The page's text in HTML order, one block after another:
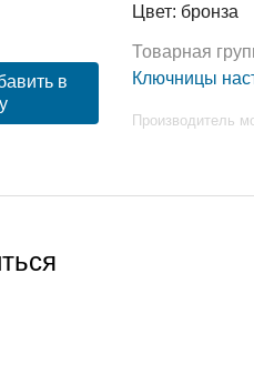
в
Цвет: бронза
Товарная
Ключницы
Производитель